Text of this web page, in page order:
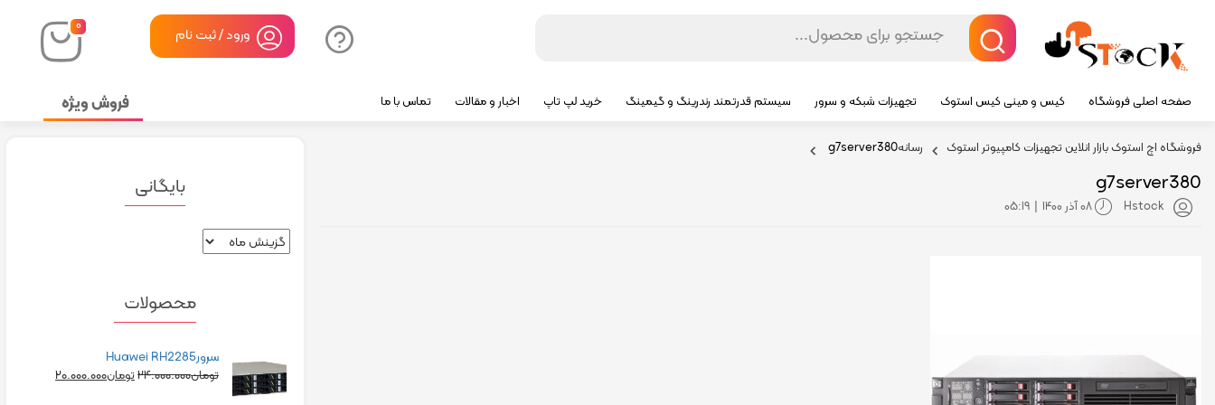
۰ ورود / ثبت نام
صفحه اصلی فروشگاه کیس و مینی کیس استوک تجهیزات شبکه و سرور سیستم قدرتمند رندرینگ و گیمینگ خرید لپ تاپ اخبار و مقالات تماس با ما فروش ویژه
فروشگاه اچ استوک بازار انلاین تجهیزات کامپیوتر استوک رسانهg7server380
g7server380
Hstock 08 آذر 1400 |
05:19
بایگانی
محصولات
سرورHuawei RH2285
تومان۲۴.۰۰۰.۰۰۰تومان۲۰.۰۰۰.۰۰۰